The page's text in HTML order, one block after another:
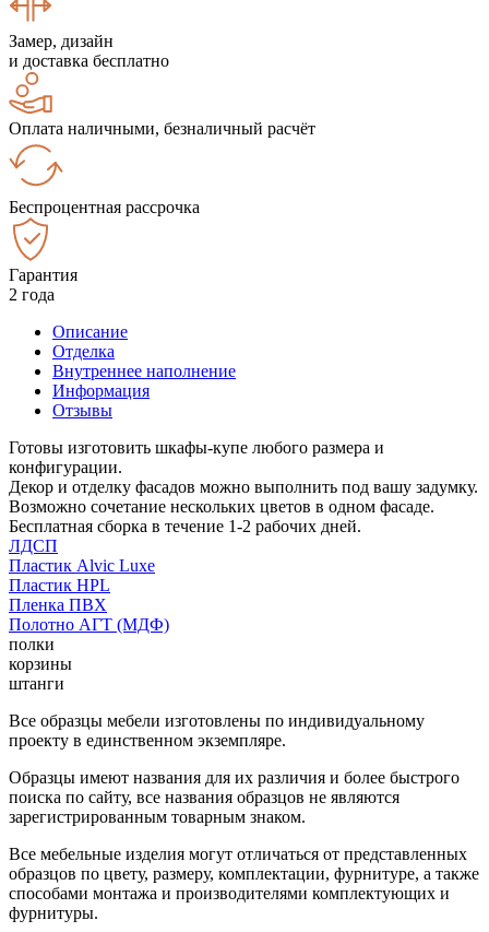
Замер, дизайн
и доставка бесплатно
Оплата наличными, безналичный расчёт
Беспроцентная рассрочка
Гарантия
2 года
Описание
Отделка
Внутреннее наполнение
Информация
Отзывы
Готовы изготовить шкафы-купе любого размера и
конфигурации.
Декор и отделку фасадов можно выполнить под вашу задумку.
Возможно сочетание нескольких цветов в одном фасаде.
Бесплатная сборка в течение 1-2 рабочих дней.
ЛДСП
Пластик Alvic Luxe
Пластик HPL
Пленка ПВХ
Полотно АГТ (МДФ)
полки
корзины
штанги
Все образцы мебели изготовлены по индивидуальному
проекту в единственном экземпляре.
Образцы имеют названия для их различия и более быстрого
поиска по сайту, все названия образцов не являются
зарегистрированным товарным знаком.
Все мебельные изделия могут отличаться от представленных
образцов по цвету, размеру, комплектации, фурнитуре, а также
способами монтажа и производителями комплектующих и
фурнитуры.